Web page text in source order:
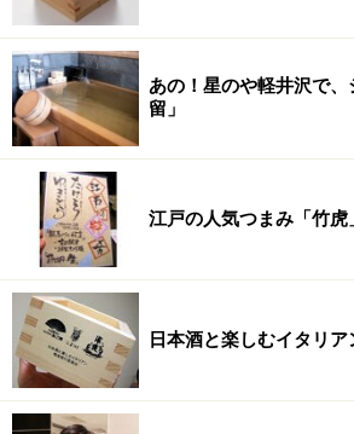
あの！星のや軽井沢で
留」
江戸の人気つまみ「竹虎
日本酒と楽しむイタリア